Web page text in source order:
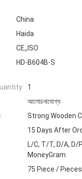
China
Haida
CE,,ISO
HD-B604B-S
1
আলোচনাযোগ্য
Strong Wooden
15 Days After
L/C, T/T, D/A, D/
MoneyGram
75 Piece /